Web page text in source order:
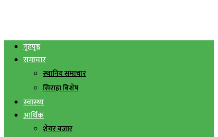
गृहपृष्ठ
समाचार
स्थानिय समाचार
सिराहा बिशेष
स्वास्थ्य
आर्थिक
शेयर बजार